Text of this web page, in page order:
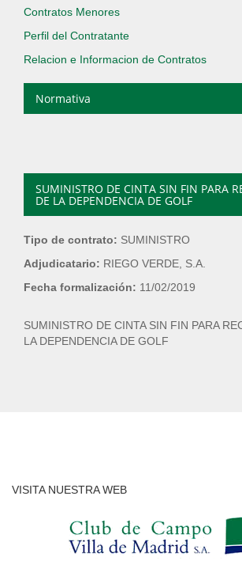
Contratos Menores
Perfil del Contratante
Relacion e Informacion de Contratos
Normativa
SUMINISTRO DE CINTA SIN FIN PARA
DE LA DEPENDENCIA DE GOLF
Tipo de contrato: SUMINISTRO
Adjudicatario: RIEGO VERDE, S.A.
Fecha formalización: 11/02/2019
SUMINISTRO DE CINTA SIN FIN PARA
LA DEPENDENCIA DE GOLF
VISITA NUESTRA WEB